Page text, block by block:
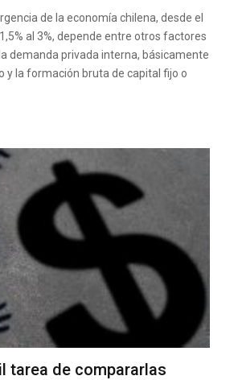
de la economía chilena, desde el
al 3%, depende entre otros factores
demanda privada interna, básicamente
y la formación bruta de capital fijo o
tarea de compararlas